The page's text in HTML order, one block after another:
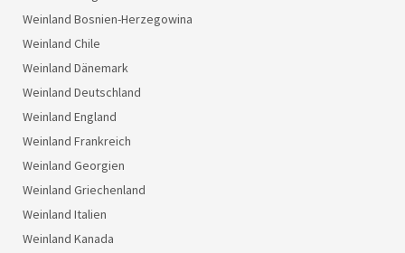
Weinland Bosnien-Herzegowina
Weinland Chile
Weinland Dänemark
Weinland Deutschland
Weinland England
Weinland Frankreich
Weinland Georgien
Weinland Griechenland
Weinland Italien
Weinland Kanada